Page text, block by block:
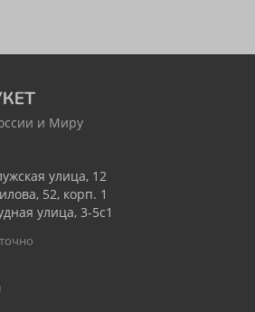
и Миру
улица, 12
52, корп. 1
улица, 3-5с1